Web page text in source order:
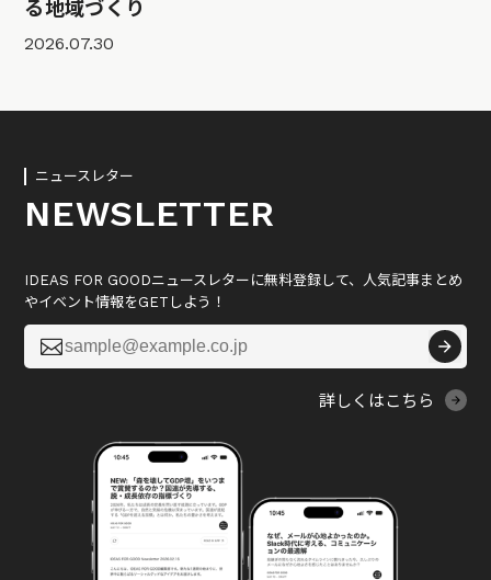
る地域づくり
2026.07.30
ニュースレター
NEWSLETTER
IDEAS FOR GOODニュースレターに無料登録して、人気記事まとめ
やイベント情報をGETしよう！

詳しくはこちら